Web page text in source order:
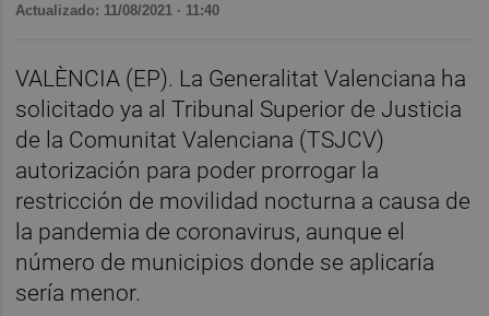
Actualizado: 11/08/2021 · 11:40
VALÈNCIA (EP). La Generalitat Valenciana ha
solicitado ya al Tribunal Superior de Justicia
de la Comunitat Valenciana (TSJCV)
autorización para poder prorrogar la
restricción de movilidad nocturna a causa de
la pandemia de coronavirus, aunque el
número de municipios donde se aplicaría
sería menor.